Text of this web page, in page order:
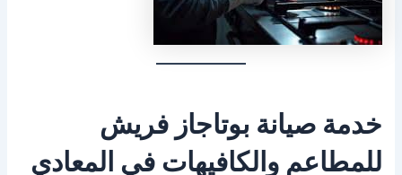
خدمة صيانة بوتاجاز فريش
للمطاعم والكافيهات في المعادي